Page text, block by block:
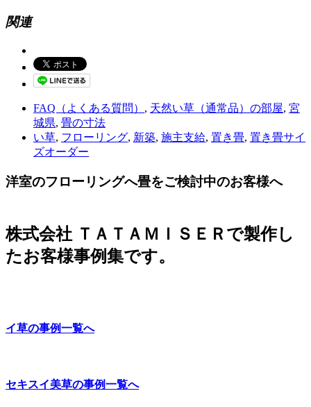
関連
FAQ（よくある質問） , 天然い草（通常品）の部屋, 宮
城県, 畳の寸法
い草, フローリング, 新築, 施主支給, 置き畳, 置き畳サイ
ズオーダー
洋室のフローリングへ畳をご検討中のお客様へ
株式会社 ＴＡＴＡＭＩＳＥＲで製作し
たお客様事例集です。
イ草の事例一覧へ
セキスイ美草の事例一覧へ